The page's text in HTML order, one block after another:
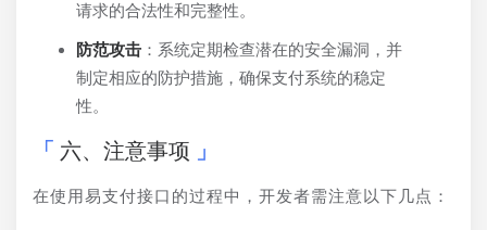
请求的合法性和完整性。
防范攻击 ：系统定期检查潜在的安全漏洞，并
制定相应的防护措施，确保支付系统的稳定
性。
六、注意事项
在使用易支付接口的过程中，开发者需注意以下几点：